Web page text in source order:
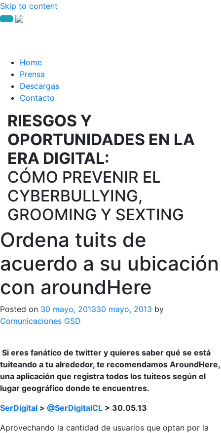
Skip to content
Home
Prensa
Descargas
Contacto
RIESGOS Y
OPORTUNIDADES EN LA
ERA DIGITAL:
CÓMO PREVENIR EL
CYBERBULLYING,
GROOMING Y SEXTING
Ordena tuits de
acuerdo a su ubicación
con aroundHere
Posted on 30 mayo, 201330 mayo, 2013 by
Comunicaciones GSD
Si eres fanático de twitter y quieres saber qué se está
tuiteando a tu alrededor, te recomendamos AroundHere,
una aplicación que registra todos los tuiteos según el
lugar geográfico donde te encuentres.
SerDigital > @SerDigitalCL > 30.05.13
Aprovechando la cantidad de usuarios que optan por la